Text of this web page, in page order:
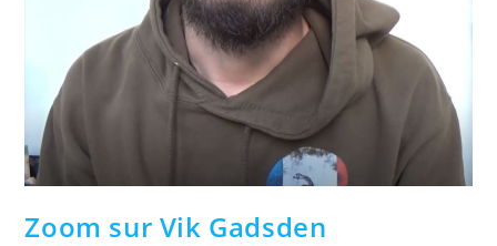
Zoom sur Vik Gadsden